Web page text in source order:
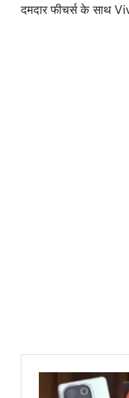
दमदार फीचर्स के साथ